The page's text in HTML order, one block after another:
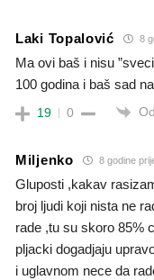
Laki Topalović 8
Ma ovi baš i nisu
100 godina i baš sad
19 0
Miljenko 8 godine
Gluposti ,kakav
broj ljudi koji nista ne
rade ,tu su skoro 85%
pljacki dogadjaju
i uglavnom nece da